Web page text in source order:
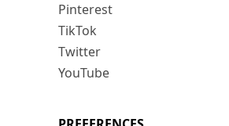
Pinterest
TikTok
Twitter
YouTube